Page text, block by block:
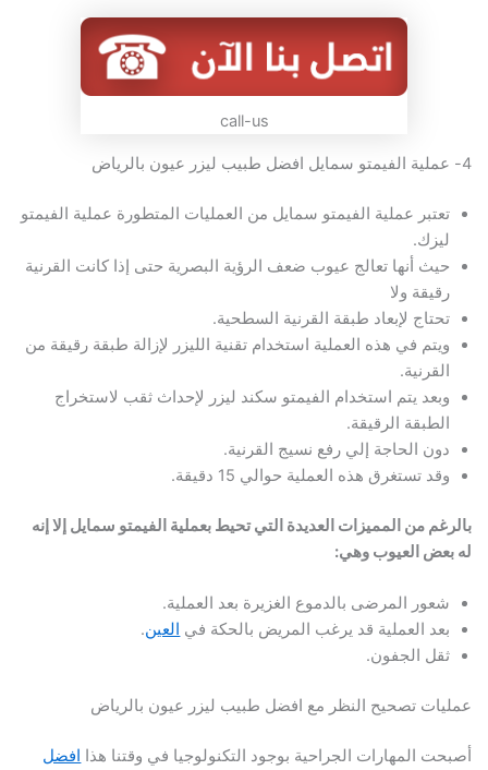
call-us
4- عملية الفيمتو سمايل افضل طبيب ليزر عيون بالرياض
تعتبر عملية الفيمتو سمايل من العمليات المتطورة عملية الفيمتو
ليزك.
حيث أنها تعالج عيوب ضعف الرؤية البصرية حتى إذا كانت القرنية
رقيقة ولا
تحتاج لإبعاد طبقة القرنية السطحية.
ويتم في هذه العملية استخدام تقنية الليزر لإزالة طبقة رقيقة من
القرنية.
وبعد يتم استخدام الفيمتو سكند ليزر لإحداث ثقب لاستخراج
الطبقة الرقيقة.
دون الحاجة إلي رفع نسيج القرنية.
وقد تستغرق هذه العملية حوالي 15 دقيقة.
بالرغم من المميزات العديدة التي تحيط بعملية الفيمتو سمايل إلا إنه
له بعض العيوب وهي:
شعور المرضى بالدموع الغزيرة بعد العملية.
بعد العملية قد يرغب المريض بالحكة في العين.
ثقل الجفون.
عمليات تصحيح النظر مع افضل طبيب ليزر عيون بالرياض
أصبحت المهارات الجراحية بوجود التكنولوجيا في وقتنا هذا افضل